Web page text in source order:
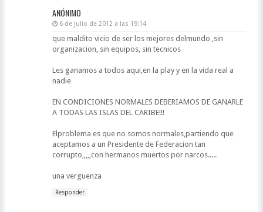
ANÓNIMO
6 de julio de 2012 a las 19:14
que maldito vicio de ser los mejores delmundo ,sin
organizacion, sin equipos, sin tecnicos
Les ganamos a todos aqui,en la play y en la vida real a
nadie
EN CONDICIONES NORMALES DEBERIAMOS DE GANARLE
A TODAS LAS ISLAS DEL CARIBE!!!
Elproblema es que no somos normales,partiendo que
aceptamos a un Presidente de Federacion tan
corrupto,,,,,con hermanos muertos por narcos.....
una verguenza
Responder